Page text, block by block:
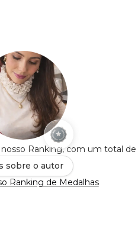
Ranking, com um total de
sobre o autor
Ranking de Medalhas